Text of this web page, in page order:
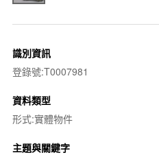
識別資訊
登錄號:T0007981
資料類型
形式:實體物件
主題與關鍵字